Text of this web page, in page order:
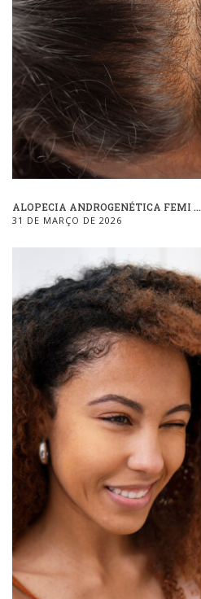
ALOPECIA ANDROGENÉTICA FEMI ...
31 DE MARÇO DE 2026